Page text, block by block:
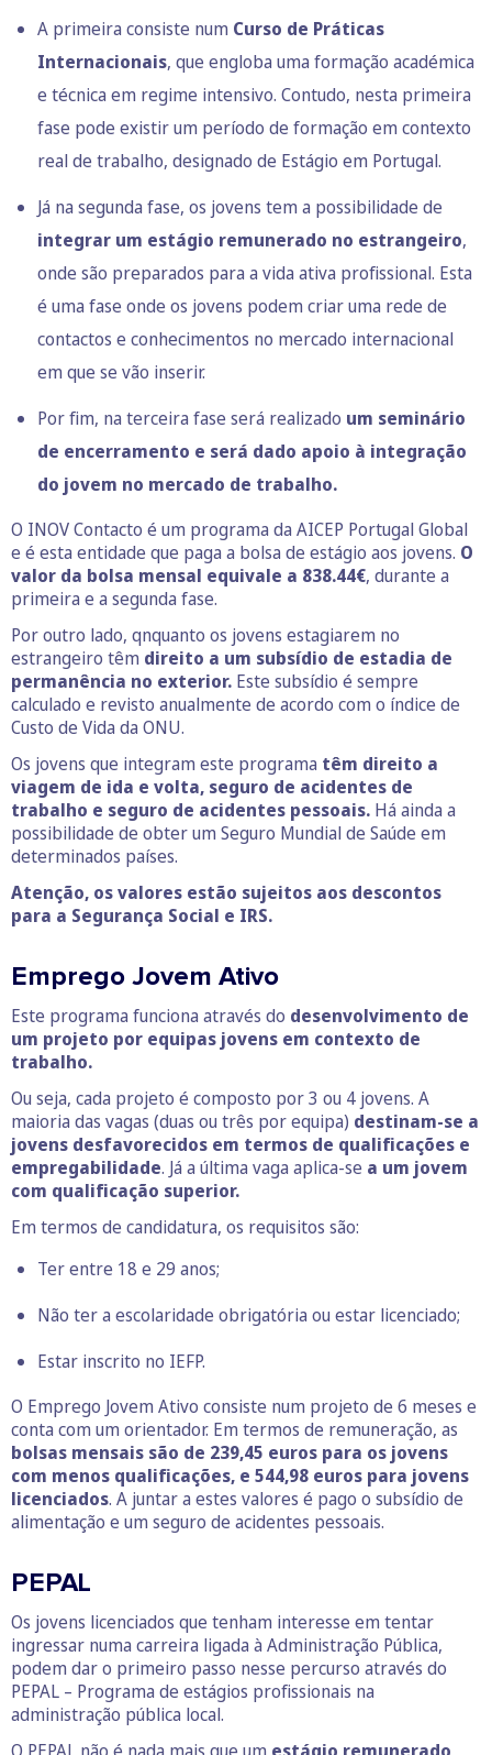
A primeira consiste num Curso de Práticas
Internacionais, que engloba uma formação académica
e técnica em regime intensivo. Contudo, nesta primeira
fase pode existir um período de formação em contexto
real de trabalho, designado de Estágio em Portugal.
Já na segunda fase, os jovens tem a possibilidade de
integrar um estágio remunerado no estrangeiro,
onde são preparados para a vida ativa profissional. Esta
é uma fase onde os jovens podem criar uma rede de
contactos e conhecimentos no mercado internacional
em que se vão inserir.
Por fim, na terceira fase será realizado um seminário
de encerramento e será dado apoio à integração
do jovem no mercado de trabalho.
O INOV Contacto é um programa da AICEP Portugal Global
e é esta entidade que paga a bolsa de estágio aos jovens. O
valor da bolsa mensal equivale a 838.44€, durante a
primeira e a segunda fase.
Por outro lado, qnquanto os jovens estagiarem no
estrangeiro têm direito a um subsídio de estadia de
permanência no exterior. Este subsídio é sempre
calculado e revisto anualmente de acordo com o índice de
Custo de Vida da ONU.
Os jovens que integram este programa têm direito a
viagem de ida e volta, seguro de acidentes de
trabalho e seguro de acidentes pessoais. Há ainda a
possibilidade de obter um Seguro Mundial de Saúde em
determinados países.
Atenção, os valores estão sujeitos aos descontos
para a Segurança Social e IRS.
Emprego Jovem Ativo
Este programa funciona através do desenvolvimento de
um projeto por equipas jovens em contexto de
trabalho.
Ou seja, cada projeto é composto por 3 ou 4 jovens. A
maioria das vagas (duas ou três por equipa) destinam-se a
jovens desfavorecidos em termos de qualificações e
empregabilidade. Já a última vaga aplica-se a um jovem
com qualificação superior.
Em termos de candidatura, os requisitos são:
Ter entre 18 e 29 anos;
Não ter a escolaridade obrigatória ou estar licenciado;
Estar inscrito no IEFP.
O Emprego Jovem Ativo consiste num projeto de 6 meses e
conta com um orientador. Em termos de remuneração, as
bolsas mensais são de 239,45 euros para os jovens
com menos qualificações, e 544,98 euros para jovens
licenciados. A juntar a estes valores é pago o subsídio de
alimentação e um seguro de acidentes pessoais.
PEPAL
Os jovens licenciados que tenham interesse em tentar
ingressar numa carreira ligada à Administração Pública,
podem dar o primeiro passo nesse percurso através do
PEPAL – Programa de estágios profissionais na
administração pública local.